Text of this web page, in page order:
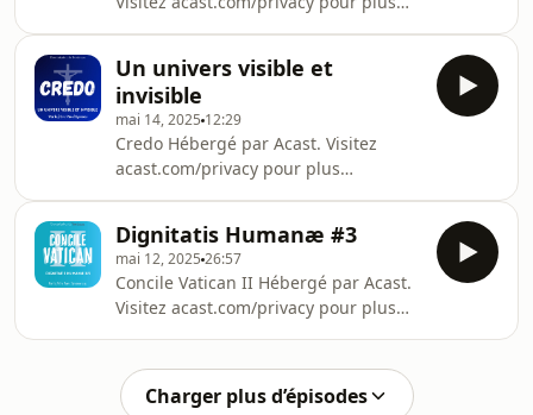
Un univers visible et
invisible
mai 14, 2025 12:29
Credo Hébergé par Acast. Visitez
acast.com/privacy pour plus
Dignitatis Humanæ #3
mai 12, 2025 26:57
Concile Vatican II Hébergé par Acast.
Visitez acast.com/privacy pour plus
Charger plus d’épisodes